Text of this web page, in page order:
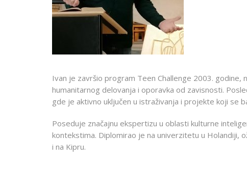
Ivan je završio program Teen Challenge 2003. godine,
humanitarnog delovanja i oporavka od zavisnosti.
gde je aktivno uključen u istraživanja i projekte koji se
Poseduje značajnu ekspertizu u oblasti kulturne
kontekstima. Diplomirao je na univerzitetu u Holandiji,
i na Kipru.